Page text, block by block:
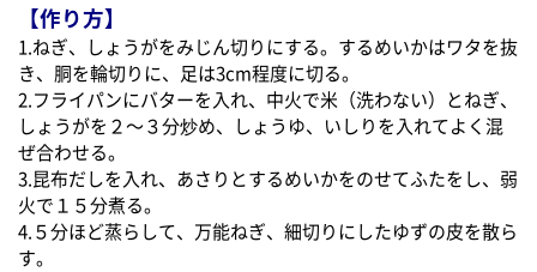
【作り方】
1.ねぎ、しょうがをみじん切りにする。するめいかはワタを抜
き、胴を輪切りに、足は3cm程度に切る。
2.フライパンにバターを入れ、中火で米（洗わない）とねぎ、
しょうがを２～３分炒め、しょうゆ、いしりを入れてよく混
ぜ合わせる。
3.昆布だしを入れ、あさりとするめいかをのせてふたをし、弱
火で１５分煮る。
4.５分ほど蒸らして、万能ねぎ、細切りにしたゆずの皮を散ら
す。